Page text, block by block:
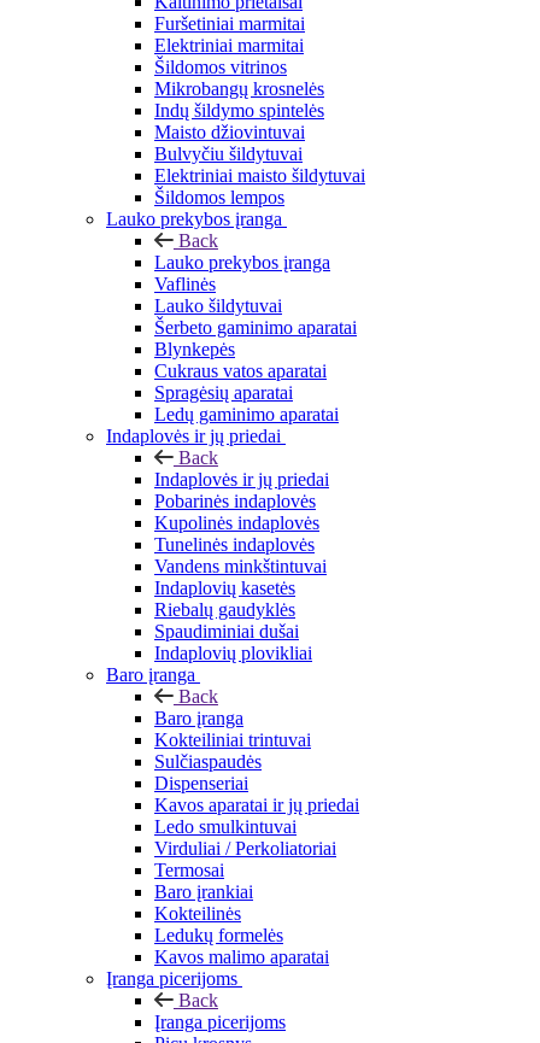
Furšetiniai marmitai
Elektriniai marmitai
Šildomos vitrinos
Mikrobangų krosnelės
Indų šildymo spintelės
Maisto džiovintuvai
Bulvyčiu šildytuvai
Elektriniai maisto šildytuvai
Šildomos lempos
Lauko prekybos įranga
Back
Lauko prekybos įranga
Vaflinės
Lauko šildytuvai
Šerbeto gaminimo aparatai
Blynkepės
Cukraus vatos aparatai
Spragėsių aparatai
Ledų gaminimo aparatai
Indaplovės ir jų priedai
Back
Indaplovės ir jų priedai
Pobarinės indaplovės
Kupolinės indaplovės
Tunelinės indaplovės
Vandens minkštintuvai
Indaplovių kasetės
Riebalų gaudyklės
Spaudiminiai dušai
Indaplovių plovikliai
Baro įranga
Back
Baro įranga
Kokteiliniai trintuvai
Sulčiaspaudės
Dispenseriai
Kavos aparatai ir jų priedai
Ledo smulkintuvai
Virduliai / Perkoliatoriai
Termosai
Baro įrankiai
Kokteilinės
Ledukų formelės
Kavos malimo aparatai
Įranga picerijoms
Back
Įranga picerijoms